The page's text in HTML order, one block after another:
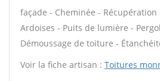
façade - Cheminée - Récupération
Ardoises - Puits de lumière -
Démoussage de toiture -
Voir la fiche artisan : Toitures